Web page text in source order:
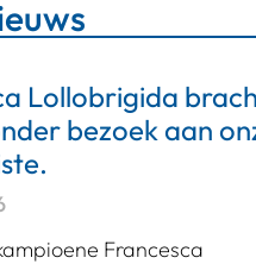
Lollobrigida
bezoek aan
Francesca